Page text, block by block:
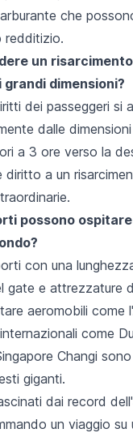
che
redditizio.
un
grandi dimensioni?
dei passeggeri si
dalle
a 3 ore verso la
diritto a un
.
possono
con una
gate e attrezzature
aeromobili come
come
Changi
giganti.
dai record
un viaggio su